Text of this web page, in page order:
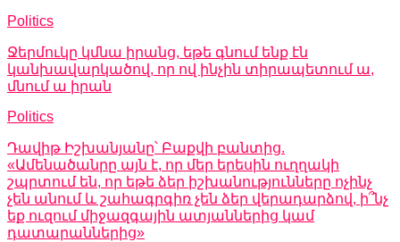
Politics
Ջերմուկը կմնա իրանց, եթե գնում ենք էն
կանխավարկածով, որ ով ինչին տիրապետում ա,
մնում ա իրան
Politics
Դավիթ Իշխանյանը՝ Բաքվի բանտից.
«Ամենածանրը այն է, որ մեր երեսին ուղղակի
շպրտում են, որ եթե ձեր իշխանությունները ոչինչ
չեն անում և շահագրգիռ չեն ձեր վերադարձով, ի՞նչ
եք ուզում միջազգային ատյաններից կամ
դատարաններից»